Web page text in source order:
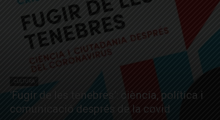
CULTURA
‘Fugir de les tenebres’: ciència, política i
comunicació després de la covid